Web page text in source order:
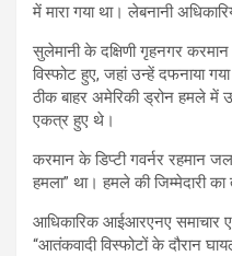
में मारा गया था। लेबनानी
सुलेमानी के दक्षिणी गृहनगर
विस्फोट हुए, जहां उन्हें दफनाया
ठीक बाहर अमेरिकी ड्रोन हमले में
एकत्र हुए थे।
करमान के डिप्टी गवर्नर रहमान
हमला” था। हमले की जिम्मेदारी का
आधिकारिक आईआरएनए समाचार
“आतंकवादी विस्फोटों के दौरान